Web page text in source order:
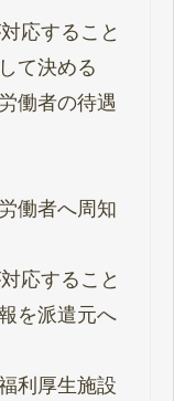
応すること
て決める
働者の待遇
働者へ周知
応すること
を派遣元へ
利厚生施設